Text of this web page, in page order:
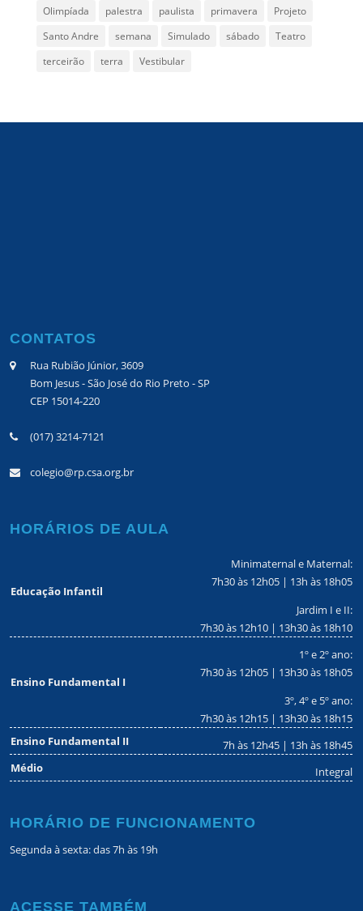
Olimpíada
palestra paulista primavera
Projeto
Santo Andre
semana Simulado sábado
Teatro
terceirão
terra Vestibular
CONTATOS
Rua Rubião Júnior, 3609
Bom Jesus - São José do Rio Preto - SP
CEP 15014-220
(017) 3214-7121
colegio@rp.csa.org.br
HORÁRIOS DE AULA
Educação Infantil
Minimaternal e Maternal:
7h30 às 12h05 | 13h às 18h05
Jardim I e II:
7h30 às 12h10 | 13h30 às 18h10
Ensino Fundamental I
1º e 2º ano:
7h30 às 12h05 | 13h30 às 18h05
3º, 4º e 5º ano:
7h30 às 12h15 | 13h30 às 18h15
Ensino Fundamental II
7h às 12h45 | 13h às 18h45
Médio
Integral
HORÁRIO DE FUNCIONAMENTO
Segunda à sexta: das 7h às 19h
ACESSE TAMBÉM